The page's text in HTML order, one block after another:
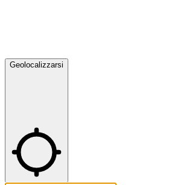
Geolocalizzarsi